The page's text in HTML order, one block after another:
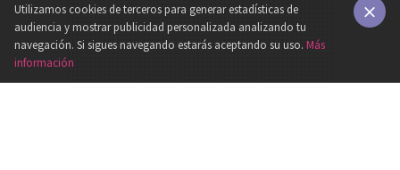
Utilizamos cookies de terceros para generar estadísticas de
audiencia y mostrar publicidad personalizada analizando tu
navegación. Si sigues navegando estarás aceptando su uso. Más
información